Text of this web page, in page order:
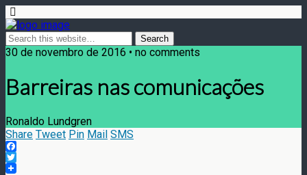
30 de novembro de 2016 • no comments
Barreiras nas comunicações
Ronaldo Lundgren
Share Tweet Pin Mail SMS
Facebook
Twitter